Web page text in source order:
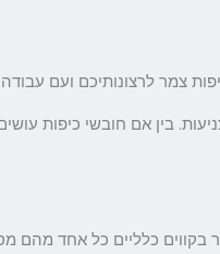
צמר לרצונותיכם ועם
בין אם חובשי כיפות
בקווים כלליים כל אחד